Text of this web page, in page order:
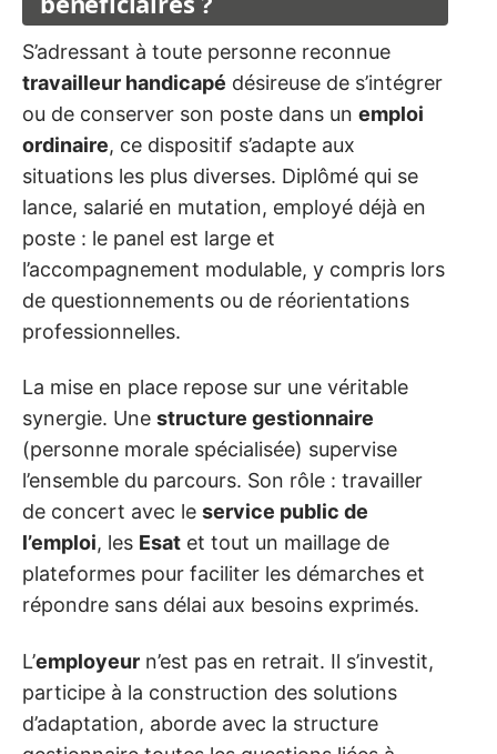
S’adressant à toute personne reconnue
travailleur handicapé désireuse de s’intégrer
ou de conserver son poste dans un emploi
ordinaire, ce dispositif s’adapte aux
situations les plus diverses. Diplômé qui se
lance, salarié en mutation, employé déjà en
poste : le panel est large et
l’accompagnement modulable, y compris lors
de questionnements ou de réorientations
professionnelles.
La mise en place repose sur une véritable
synergie. Une structure gestionnaire
(personne morale spécialisée) supervise
l’ensemble du parcours. Son rôle : travailler
de concert avec le service public de
l’emploi, les Esat et tout un maillage de
plateformes pour faciliter les démarches et
répondre sans délai aux besoins exprimés.
L’employeur n’est pas en retrait. Il s’investit,
participe à la construction des solutions
d’adaptation, aborde avec la structure